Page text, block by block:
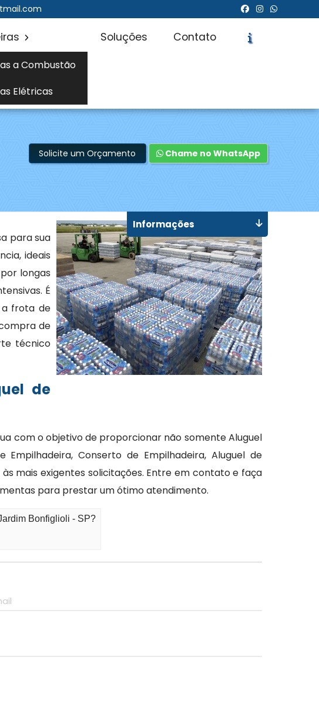
a Combustão
Elétricas
Soluções Contato
Solicite um Orçamento Chame no WhatsApp
para sua
ideais
longas
É
a frota de
de
técnico
de
com o objetivo de proporcionar não somente Aluguel
Conserto de Empilhadeira, Aluguel de
mais exigentes solicitações. Entre em contato e faça
para prestar um ótimo atendimento.
Bonfiglioli - SP?
Informações